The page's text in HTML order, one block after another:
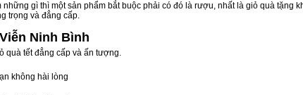
những gì thì một sản phẩm bắt buộc phải có đó là rượu, nhất là giỏ quà
trọng và đẳng cấp.
Ninh Bình
quà tết đẳng cấp và ấn tượng.
không hài lòng